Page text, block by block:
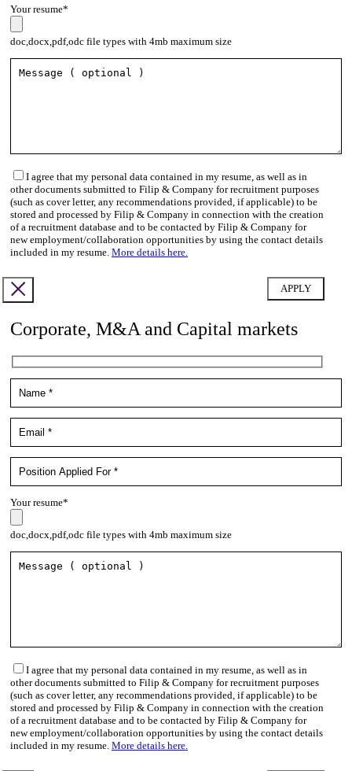
Your resume*
doc,docx,pdf,odc file types with 4mb maximum size
I agree that my personal data contained in my resume, as well as in
other documents submitted to Filip & Company for recruitment purposes
(such as cover letter, any recommendations provided, if applicable) to be
stored and processed by Filip & Company in connection with the creation
of a recruitment database and to be contacted by Filip & Company for
new employment/collaboration opportunities by using the contact details
included in my resume. More details here.
Corporate, M&A and Capital markets
Your resume*
doc,docx,pdf,odc file types with 4mb maximum size
I agree that my personal data contained in my resume, as well as in
other documents submitted to Filip & Company for recruitment purposes
(such as cover letter, any recommendations provided, if applicable) to be
stored and processed by Filip & Company in connection with the creation
of a recruitment database and to be contacted by Filip & Company for
new employment/collaboration opportunities by using the contact details
included in my resume. More details here.